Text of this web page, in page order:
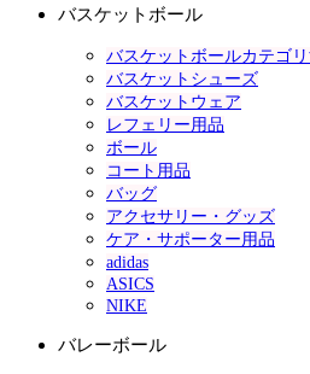
バスケットボール
バスケットボールカテゴ
バスケットシューズ
バスケットウェア
レフェリー用品
ボール
コート用品
バッグ
アクセサリー・グッズ
ケア・サポーター用品
adidas
ASICS
NIKE
バレーボール